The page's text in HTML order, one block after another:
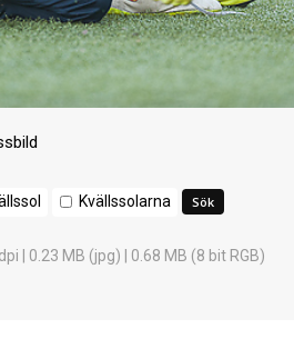
Kvällssolarna
| 0.23 MB (jpg) | 0.68 MB (8 bit RGB)